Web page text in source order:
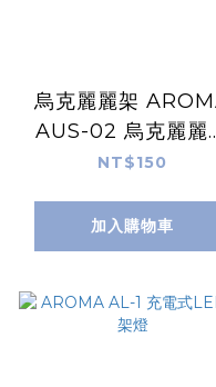
烏克麗麗架
AUS-02 烏克麗麗
架 小提琴架通用款
NT$150
加入購物車